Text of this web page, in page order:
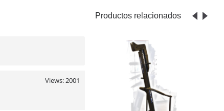
Productos relacionados
Views: 2001